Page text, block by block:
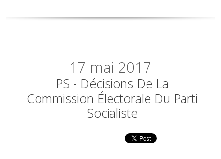
17 mai 2017
PS - Décisions De La
Commission Électorale Du Parti
Socialiste